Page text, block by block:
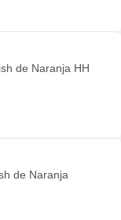
de Naranja HH
y Gin . Garnish de Naranja